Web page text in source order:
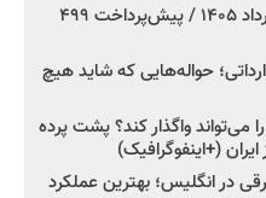
فروش کوییک اس از امروز در مرداد ۱۴۰۵ / پیش‌پرداخت ۴۹۹
حواله‌هایی که شاید هیچ
می‌تواند واگذار کند؟ پشت پرده
(+اینفوگرافیک)
در انگلیس؛ بهترین عملکرد